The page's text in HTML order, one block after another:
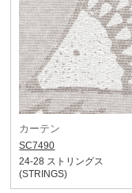
カーテン
SC7490
24-28 ストリングス
(STRINGS)